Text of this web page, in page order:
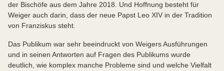
der Bischöfe aus dem Jahre 2018. Und Hoffnung besteht für
Weiger auch darin, dass der neue Papst Leo XIV in der Tradition
von Franziskus steht.
Das Publikum war sehr beeindruckt von Weigers Ausführungen
und in seinen Antworten auf Fragen des Publikums wurde
deutlich, wie komplex manche Probleme sind und welche Vielfalt